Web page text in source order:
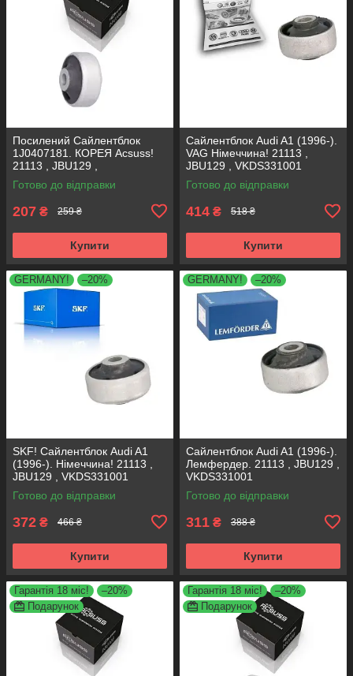
Посилений Сайлентблок
1J0407181. КОРЕЯ Acsuss!
21113 , JBU129 ,
VKDS331001
Готово до відправки
207 ₴ 259 ₴
Купити
Сайлентблок Audi A1 (1996-).
VAG Німеччина! 21113 ,
JBU129 , VKDS331001
Готово до відправки
414 ₴ 518 ₴
Купити
GERMANY! –20%
SKF! Сайлентблок Audi A1
(1996-). Німеччина! 21113 ,
JBU129 , VKDS331001
Готово до відправки
372 ₴ 466 ₴
Купити
GERMANY! –20%
Сайлентблок Audi A1 (1996-).
Лемфердер. 21113 , JBU129 ,
VKDS331001
Готово до відправки
311 ₴ 388 ₴
Купити
Гарантія 18 міс!
–20%
Подарунок
Гарантія 18 міс!
–20%
Подарунок